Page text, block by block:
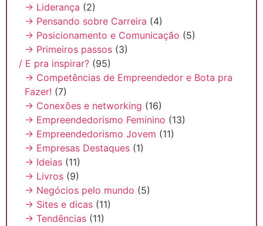
→ Liderança (2)
→ Pensando sobre Carreira (4)
→ Posicionamento e Comunicação (5)
→ Primeiros passos (3)
/ E pra inspirar? (95)
→ Competências de Empreendedor e Bota pra
Fazer! (7)
→ Conexões e networking (16)
→ Empreendedorismo Feminino (13)
→ Empreendedorismo Jovem (11)
→ Empresas Destaques (1)
→ Ideias (11)
→ Livros (9)
→ Negócios pelo mundo (5)
→ Sites e dicas (11)
→ Tendências (11)